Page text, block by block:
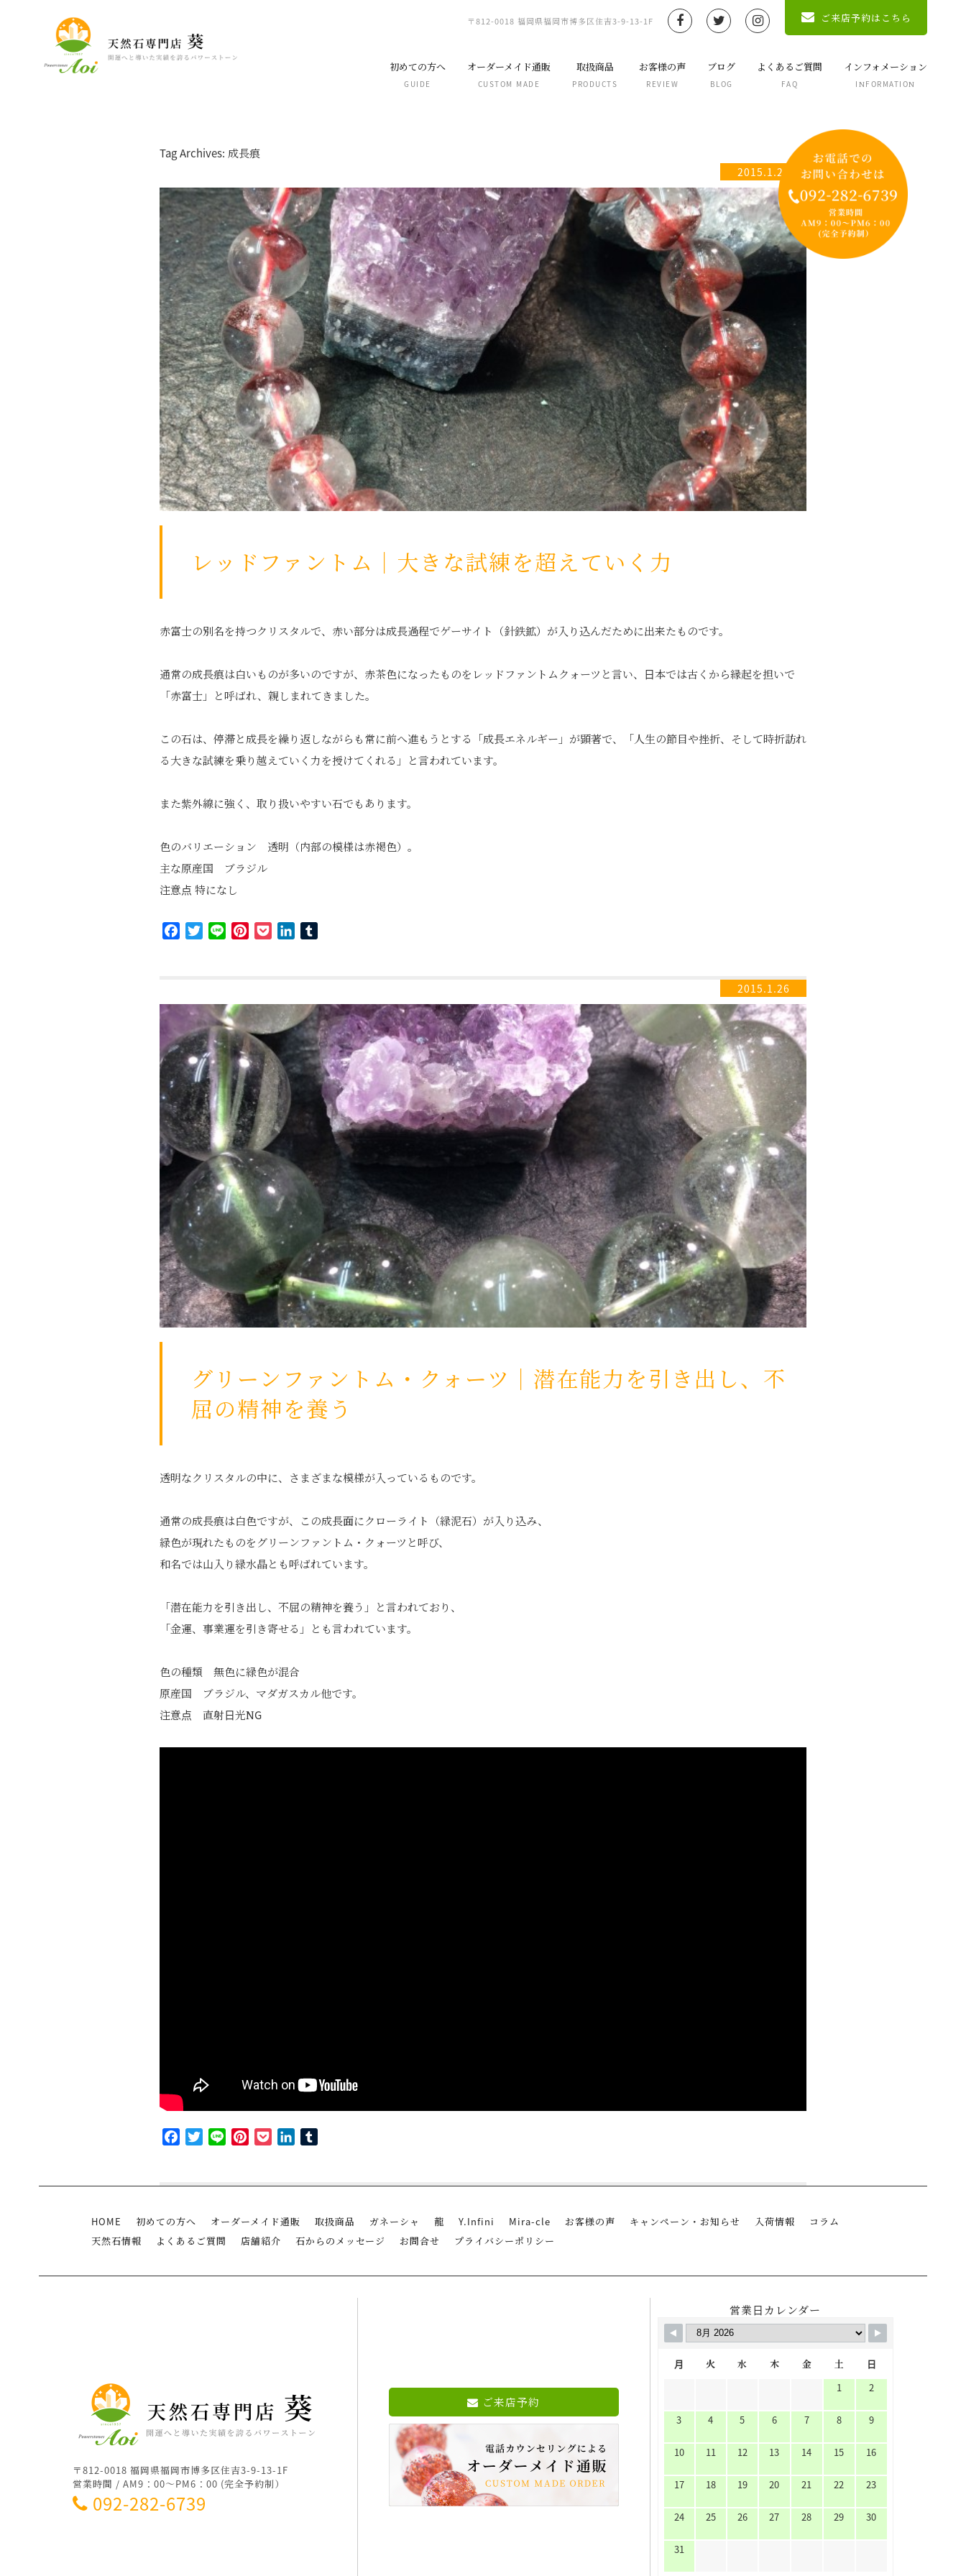
〒812-0018 福岡県福岡市博多区住吉3-9-13-1F ご来店予約はこちら
初めての方へ
GUIDE
オーダーメイド通販
CUSTOM MADE
取扱商品
PRODUCTS
お客様の声
REVIEW
ブログ
BLOG
よくあるご質問
FAQ
インフォメーション
INFORMATION
Tag Archives: 成長痕
2015.1.28
レッドファントム｜大きな試練を超えていく力
赤富士の別名を持つクリスタルで、赤い部分は成長過程でゲーサイト（針鉄鉱）が入り込んだために出来たものです。
通常の成長痕は白いものが多いのですが、赤茶色になったものをレッドファントムクォーツと言い、日本では古くから縁起を担いで
「赤富士」と呼ばれ、親しまれてきました。
この石は、停滞と成長を繰り返しながらも常に前へ進もうとする「成長エネルギー」が顕著で、「人生の節目や挫折、そして時折訪れ
る大きな試練を乗り越えていく力を授けてくれる」と言われています。
また紫外線に強く、取り扱いやすい石でもあります。
色のバリエーション 透明（内部の模様は赤褐色）。
主な原産国 ブラジル
注意点 特になし
FacebookTwitterLine PinterestPocketLinkedIn
2015.1.26
グリーンファントム・クォーツ｜潜在能力を引き出し、不
屈の精神を養う
透明なクリスタルの中に、さまざまな模様が入っているものです。
通常の成長痕は白色ですが、この成長面にクローライト（緑泥石）が入り込み、
緑色が現れたものをグリーンファントム・クォーツと呼び、
和名では山入り緑水晶とも呼ばれています。
「潜在能力を引き出し、不屈の精神を養う」と言われており、
「金運、事業運を引き寄せる」とも言われています。
色の種類 無色に緑色が混合
原産国 ブラジル、マダガスカル他です。
注意点 直射日光NG
FacebookTwitterLine PinterestPocketLinkedIn
HOME 初めての方へ オーダーメイド通販 取扱商品 ガネーシャ 龍 Y.Infini Mira-cle お客様の声 キャンペーン・お知らせ 入荷情報
コラム
天然石情報
よくあるご質問 店舗紹介 石からのメッセージ お問合せ プライバシーポリシー
〒812-0018 福岡県福岡市博多区住吉3-9-13-1F
営業時間 / AM9：00～PM6：00 (完全予約制）
092-282-6739
ご来店予約
営業日カレンダー
月 火 水 木 金 土
日
1
2
3 4 5 6 7 8 9
10 11 12 13 14 15 16
17 18 19 20 21 22 23
24 25 26 27 28 29 30
31